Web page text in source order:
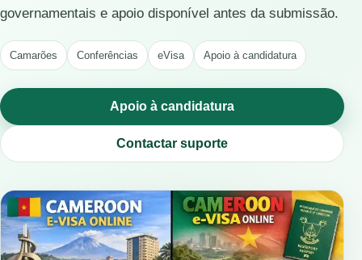
governamentais e apoio disponível antes da submissão.
Camarões Conferências eVisa Apoio à candidatura
Apoio à candidatura
Contactar suporte